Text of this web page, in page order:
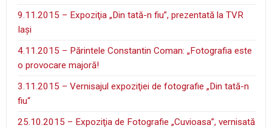
9.11.2015 – Expoziţia „Din tată-n fiu”, prezentată la TVR
Iaşi
4.11.2015 – Părintele Constantin Coman: „Fotografia este
o provocare majoră!
3.11.2015 – Vernisajul expoziţiei de fotografie „Din tată-n
fiu“
25.10.2015 – Expoziţia de Fotografie „Cuvioasa”, vernisată